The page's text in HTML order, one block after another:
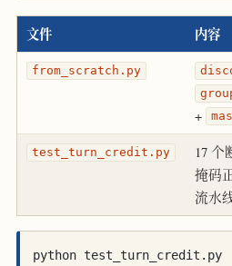
文件 内容
from_scratch.py
+
test_turn_credit.py
17 个
掩码
流水
python